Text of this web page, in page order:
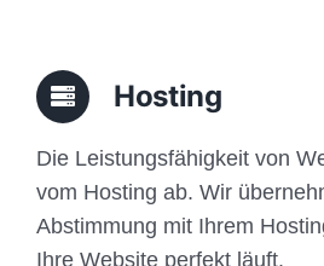
Hosting
Die Leistungsfähigkeit von
vom Hosting ab. Wir
Abstimmung mit Ihrem
Ihre Website perfekt läuft.